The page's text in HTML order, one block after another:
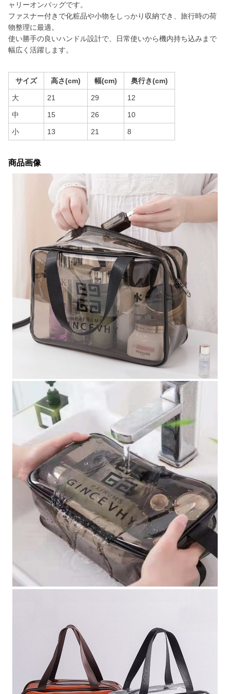
ャリーオンバッグです。
ファスナー付きで化粧品や小物をしっかり収納でき、旅行時の荷
物整理に最適。
使い勝手の良いハンドル設計で、日常使いから機内持ち込みまで
幅広く活躍します。
サイズ 高さ(cm) 幅(cm) 奥行き(cm)
大 21 29 12
中 15 26 10
小 13 21 8
商品画像